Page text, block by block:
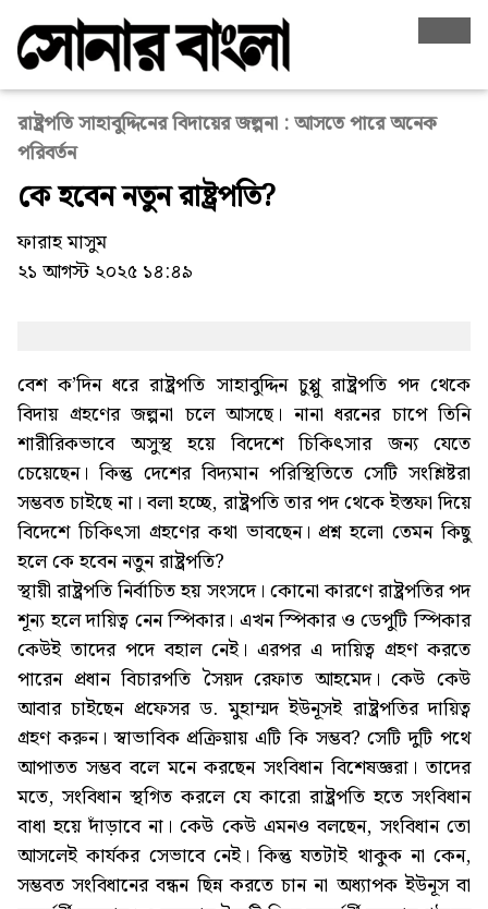
রাষ্ট্রপতি সাহাবুদ্দিনের বিদায়ের জল্পনা : আসতে পারে অনেক
পরিবর্তন
কে হবেন নতুন রাষ্ট্রপতি?
ফারাহ মাসুম
২১ আগস্ট ২০২৫ ১৪:৪৯
বেশ ক’দিন ধরে রাষ্ট্রপতি সাহাবুদ্দিন চুপ্পু রাষ্ট্রপতি পদ থেকে
বিদায় গ্রহণের জল্পনা চলে আসছে। নানা ধরনের চাপে তিনি
শারীরিকভাবে অসুস্থ হয়ে বিদেশে চিকিৎসার জন্য যেতে
চেয়েছেন। কিন্তু দেশের বিদ্যমান পরিস্থিতিতে সেটি সংশ্লিষ্টরা
সম্ভবত চাইছে না। বলা হচ্ছে, রাষ্ট্রপতি তার পদ থেকে ইস্তফা দিয়ে
বিদেশে চিকিৎসা গ্রহণের কথা ভাবছেন। প্রশ্ন হলো তেমন কিছু
হলে কে হবেন নতুন রাষ্ট্রপতি?
স্থায়ী রাষ্ট্রপতি নির্বাচিত হয় সংসদে। কোনো কারণে রাষ্ট্রপতির পদ
শূন্য হলে দায়িত্ব নেন স্পিকার। এখন স্পিকার ও ডেপুটি স্পিকার
কেউই তাদের পদে বহাল নেই। এরপর এ দায়িত্ব গ্রহণ করতে
পারেন প্রধান বিচারপতি সৈয়দ রেফাত আহমেদ। কেউ কেউ
আবার চাইছেন প্রফেসর ড. মুহাম্মদ ইউনূসই রাষ্ট্রপতির দায়িত্ব
গ্রহণ করুন। স্বাভাবিক প্রক্রিয়ায় এটি কি সম্ভব? সেটি দুটি পথে
আপাতত সম্ভব বলে মনে করছেন সংবিধান বিশেষজ্ঞরা। তাদের
মতে, সংবিধান স্থগিত করলে যে কারো রাষ্ট্রপতি হতে সংবিধান
বাধা হয়ে দাঁড়াবে না। কেউ কেউ এমনও বলছেন, সংবিধান তো
আসলেই কার্যকর সেভাবে নেই। কিন্তু যতটাই থাকুক না কেন,
সম্ভবত সংবিধানের বন্ধন ছিন্ন করতে চান না অধ্যাপক ইউনূস বা